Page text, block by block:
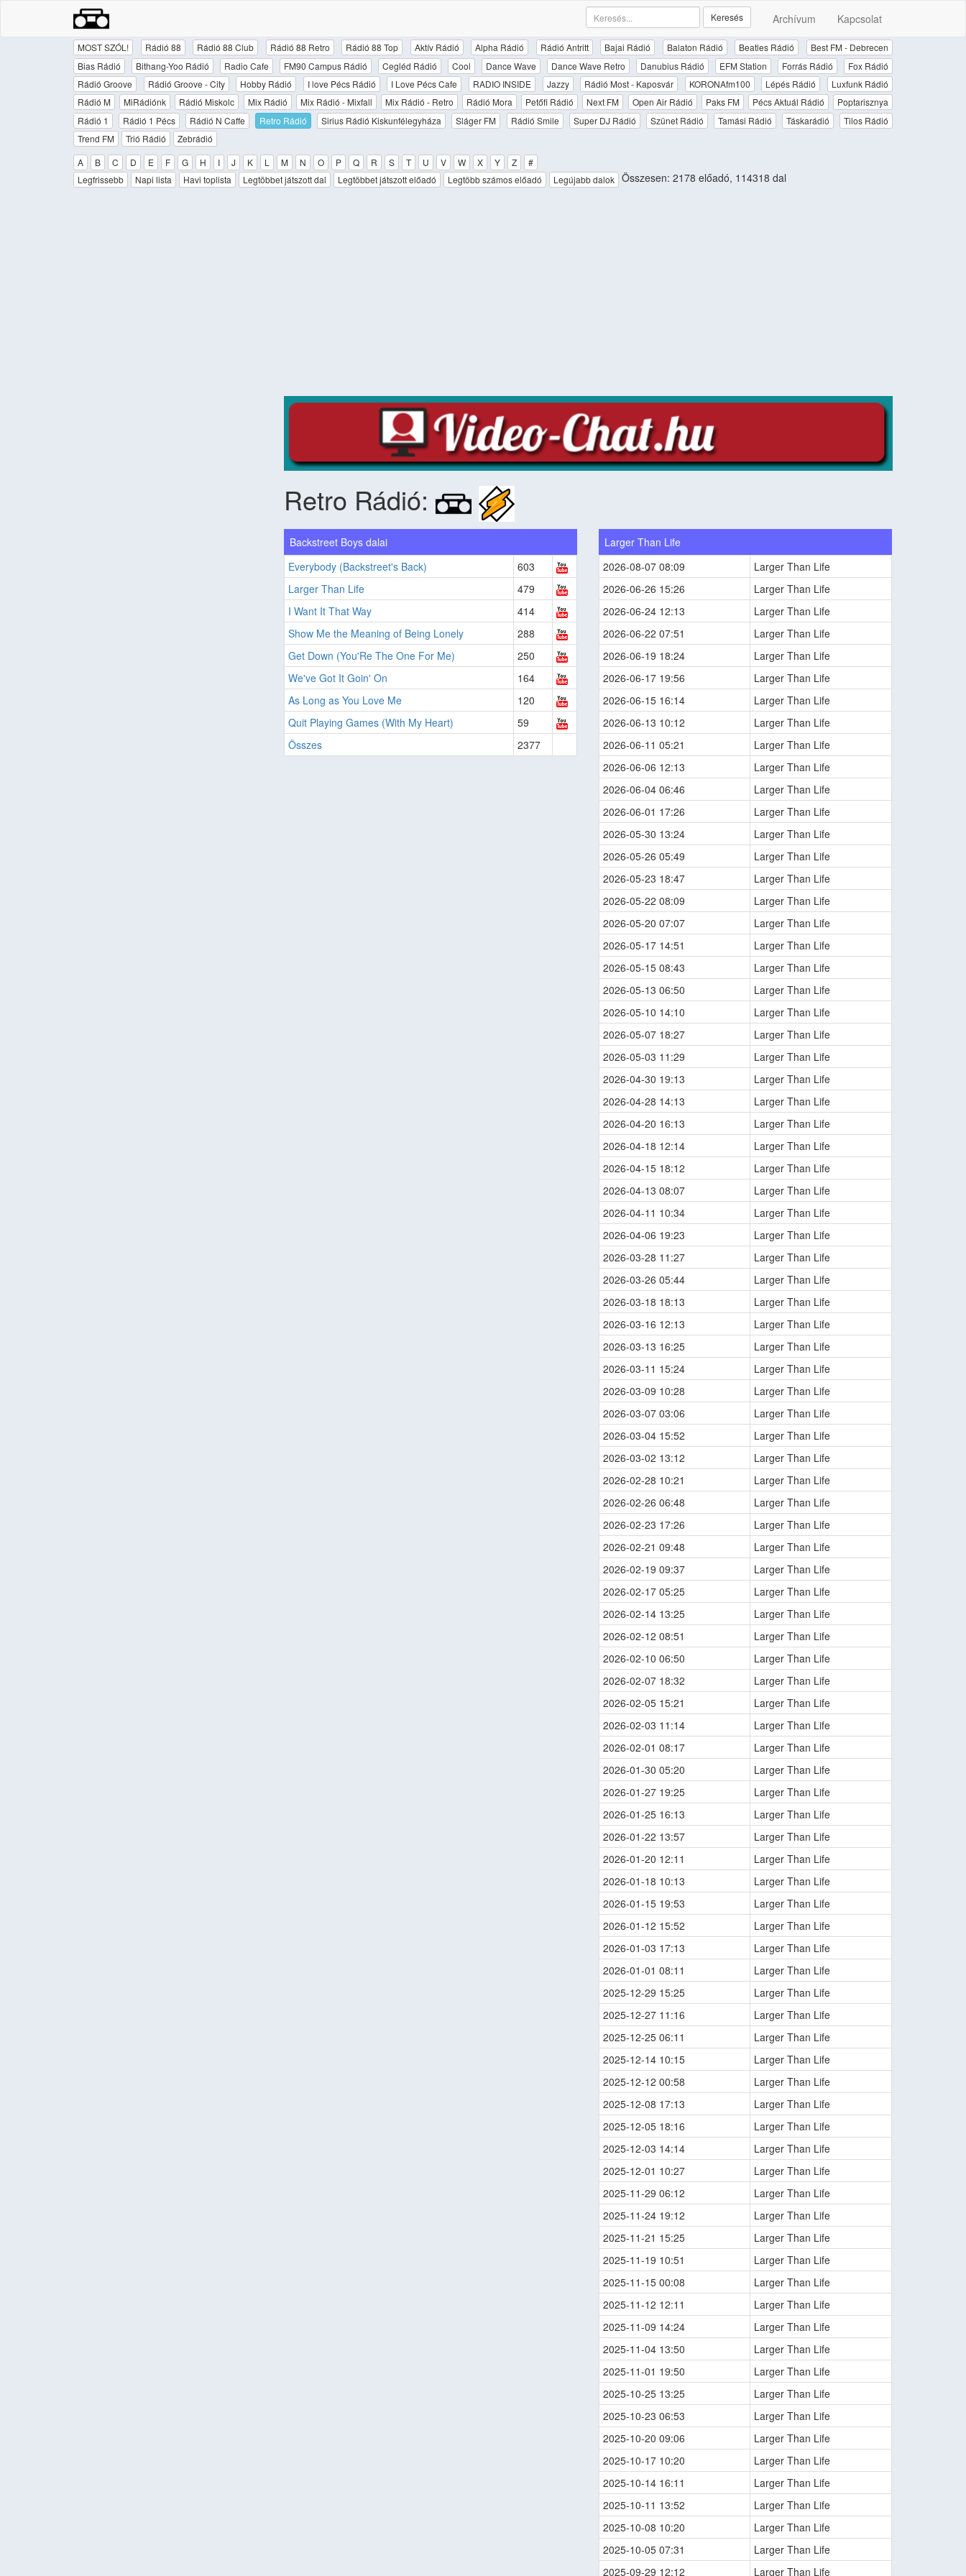
Archívum Kapcsolat
Keresés
MOST SZÓL! Rádió 88 Rádió 88 Club Rádió 88 Retro Rádió 88 Top Aktív Rádió Alpha Rádió Rádió Antritt Bajai Rádió Balaton Rádió Beatles Rádió
Best FM - Debrecen
Bias Rádió
Bithang-Yoo Rádió Radio Cafe FM90 Campus Rádió Cegléd Rádió Cool Dance Wave Dance Wave Retro Danubius Rádió EFM Station Forrás Rádió
Fox Rádió
Rádió Groove
Rádió Groove - City Hobby Rádió I love Pécs Rádió I Love Pécs Cafe RADIO INSIDE Jazzy Rádió Most - Kaposvár KORONAfm100 Lépés Rádió
Luxfunk Rádió
Rádió M
MiRádiónk Rádió Miskolc Mix Rádió Mix Rádió - Mixfall Mix Rádió - Retro Rádió Mora Petőfi Rádió Next FM Open Air Rádió Paks FM Pécs Aktuál Rádió
Poptarisznya
Rádió 1
Rádió 1 Pécs Rádió N Caffe Retro Rádió Sirius Rádió Kiskunfélegyháza Sláger FM Rádió Smile Super DJ Rádió Szünet Rádió Tamási Rádió Táskarádió
Tilos Rádió
Trend FM
Trió Rádió
Zebrádió
A
B C D E F G H I J K L M N O P Q R S T U V W X Y Z
#
Legfrissebb
Napi lista Havi toplista Legtöbbet játszott dal Legtöbbet játszott előadó Legtöbb számos előadó Legújabb dalok Összesen: 2178 előadó, 114318 dal
Retro Rádió:
Backstreet Boys dalai
Everybody (Backstreet's Back)
603
Larger Than Life
479
I Want It That Way
414
Show Me the Meaning of Being Lonely
288
Get Down (You'Re The One For Me)
250
We've Got It Goin' On
164
As Long as You Love Me
120
Quit Playing Games (With My Heart)
59
Összes
2377
Larger Than Life
2026-08-07 08:09
Larger Than Life
2026-06-26 15:26
Larger Than Life
2026-06-24 12:13
Larger Than Life
2026-06-22 07:51
Larger Than Life
2026-06-19 18:24
Larger Than Life
2026-06-17 19:56
Larger Than Life
2026-06-15 16:14
Larger Than Life
2026-06-13 10:12
Larger Than Life
2026-06-11 05:21
Larger Than Life
2026-06-06 12:13
Larger Than Life
2026-06-04 06:46
Larger Than Life
2026-06-01 17:26
Larger Than Life
2026-05-30 13:24
Larger Than Life
2026-05-26 05:49
Larger Than Life
2026-05-23 18:47
Larger Than Life
2026-05-22 08:09
Larger Than Life
2026-05-20 07:07
Larger Than Life
2026-05-17 14:51
Larger Than Life
2026-05-15 08:43
Larger Than Life
2026-05-13 06:50
Larger Than Life
2026-05-10 14:10
Larger Than Life
2026-05-07 18:27
Larger Than Life
2026-05-03 11:29
Larger Than Life
2026-04-30 19:13
Larger Than Life
2026-04-28 14:13
Larger Than Life
2026-04-20 16:13
Larger Than Life
2026-04-18 12:14
Larger Than Life
2026-04-15 18:12
Larger Than Life
2026-04-13 08:07
Larger Than Life
2026-04-11 10:34
Larger Than Life
2026-04-06 19:23
Larger Than Life
2026-03-28 11:27
Larger Than Life
2026-03-26 05:44
Larger Than Life
2026-03-18 18:13
Larger Than Life
2026-03-16 12:13
Larger Than Life
2026-03-13 16:25
Larger Than Life
2026-03-11 15:24
Larger Than Life
2026-03-09 10:28
Larger Than Life
2026-03-07 03:06
Larger Than Life
2026-03-04 15:52
Larger Than Life
2026-03-02 13:12
Larger Than Life
2026-02-28 10:21
Larger Than Life
2026-02-26 06:48
Larger Than Life
2026-02-23 17:26
Larger Than Life
2026-02-21 09:48
Larger Than Life
2026-02-19 09:37
Larger Than Life
2026-02-17 05:25
Larger Than Life
2026-02-14 13:25
Larger Than Life
2026-02-12 08:51
Larger Than Life
2026-02-10 06:50
Larger Than Life
2026-02-07 18:32
Larger Than Life
2026-02-05 15:21
Larger Than Life
2026-02-03 11:14
Larger Than Life
2026-02-01 08:17
Larger Than Life
2026-01-30 05:20
Larger Than Life
2026-01-27 19:25
Larger Than Life
2026-01-25 16:13
Larger Than Life
2026-01-22 13:57
Larger Than Life
2026-01-20 12:11
Larger Than Life
2026-01-18 10:13
Larger Than Life
2026-01-15 19:53
Larger Than Life
2026-01-12 15:52
Larger Than Life
2026-01-03 17:13
Larger Than Life
2026-01-01 08:11
Larger Than Life
2025-12-29 15:25
Larger Than Life
2025-12-27 11:16
Larger Than Life
2025-12-25 06:11
Larger Than Life
2025-12-14 10:15
Larger Than Life
2025-12-12 00:58
Larger Than Life
2025-12-08 17:13
Larger Than Life
2025-12-05 18:16
Larger Than Life
2025-12-03 14:14
Larger Than Life
2025-12-01 10:27
Larger Than Life
2025-11-29 06:12
Larger Than Life
2025-11-24 19:12
Larger Than Life
2025-11-21 15:25
Larger Than Life
2025-11-19 10:51
Larger Than Life
2025-11-15 00:08
Larger Than Life
2025-11-12 12:11
Larger Than Life
2025-11-09 14:24
Larger Than Life
2025-11-04 13:50
Larger Than Life
2025-11-01 19:50
Larger Than Life
2025-10-25 13:25
Larger Than Life
2025-10-23 06:53
Larger Than Life
2025-10-20 09:06
Larger Than Life
2025-10-17 10:20
Larger Than Life
2025-10-14 16:11
Larger Than Life
2025-10-11 13:52
Larger Than Life
2025-10-08 10:20
Larger Than Life
2025-10-05 07:31
Larger Than Life
2025-09-29 12:12
Larger Than Life